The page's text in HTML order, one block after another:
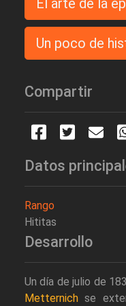
El arte de la
Un poco de
Compartir
Datos
Rango
Hititas
Desarrollo
Un día de julio de
Metternich se